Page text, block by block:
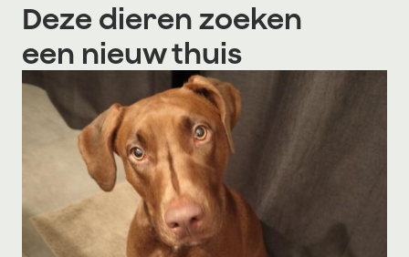
Deze dieren zoeken
een nieuw thuis